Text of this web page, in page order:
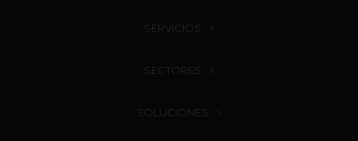
SERVICIOS
SECTORES
SOLUCIONES